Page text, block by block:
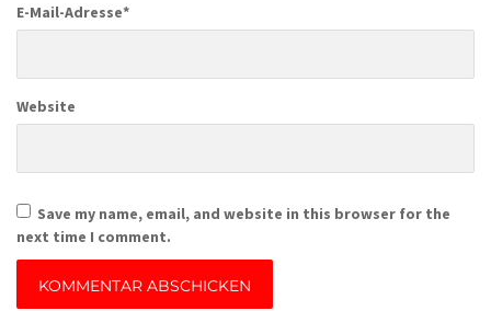
E-Mail-Adresse*
Website
Save my name, email, and website in this browser for the
next time I comment.